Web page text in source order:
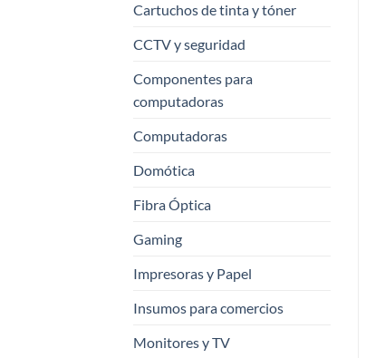
Cartuchos de tinta y tóner
CCTV y seguridad
Componentes para
computadoras
Computadoras
Domótica
Fibra Óptica
Gaming
Impresoras y Papel
Insumos para comercios
Monitores y TV